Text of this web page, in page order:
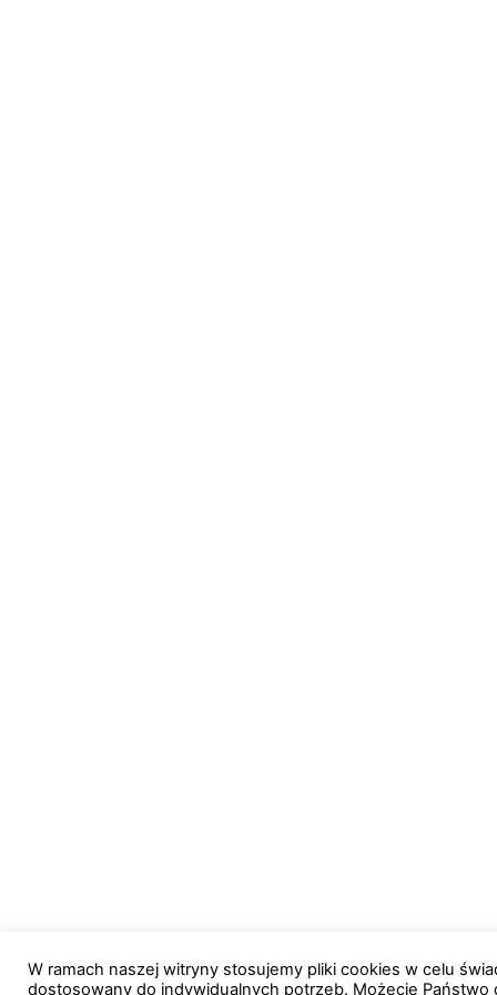
W ramach naszej witryny stosujemy pliki cookies w celu
dostosowany do indywidualnych potrzeb. Możecie